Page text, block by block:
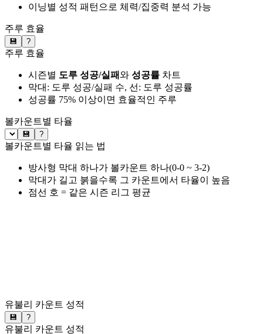
이닝별 성적 패턴으로 체력/집중력 분석 가능
주루 효율
💾 ?
주루 효율
시즌별 도루 성공/실패와 성공률 차트
막대: 도루 성공/실패 수, 선: 도루 성공률
성공률 75% 이상이면 효율적인 주루
볼카운트별 타율
💾 ?
볼카운트별 타율 읽는 법
방사형 막대 하나가 볼카운트 하나(0-0 ~ 3-2)
막대가 길고 붉을수록 그 카운트에서 타율이 높음
점선 호 = 같은 시즌 리그 평균
유불리 카운트 성적
💾 ?
유불리 카운트 성적